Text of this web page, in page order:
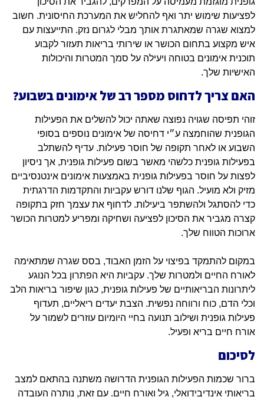
לפציעות שימוש יתר ואף להחליש את המערכת החיסונית. חשוב
למצוא שגרה שמאתגרת אותך מבלי לגרום נזק. התייעצות עם
איש מקצוע בתחום הכושר או שירותי בריאות תעזור לקבוע
תוכנית אימונים בטוחה ויעילה על סמך המטרות והיכולות
האישיות שלך.
האם צריך לדחוס מספר רב של אימונים בשבוע?
זוהי תפיסה שגויה נפוצה שאתה יכול להשלים את הפעילות
הגופנית שהוחמצה ע״י דחיסה של אימונים נוספים בסופי
השבוע או לאחר תקופה של חוסר פעילות. עדיף להשתלב
בפעילות גופנית כלשהי מאשר בשום פעילות גופנית, אך ניסיון
לפצות על חוסר בפעילות גופנית באמצעות אימונים אינטנסיביים
מזיק ולא מועיל. הגוף שלנו דורש עקביות והתקדמות הדרגתית
כדי להסתגל ולהשתפר ביעילות. לדחוף את עצמך חזק בתקופה
קצרה מגביר את הסיכון לפציעה ושחיקה ומפריע למטרות הכושר
ארוכות הטווח שלך.
במקום להתמקד בפיצוי על הזמן האבוד, בסס שגרה שמתאימה
לאורח החיים ולמטרות שלך. עקביות היא הפתרון בכל הנוגע
ליתרונות הבריאותיים של פעילות גופנית, כגון שיפור בריאות הלב
וכלי הדם, כוח ורווחה נפשית. הצבת יעדים ריאליים, תעדוף
פעילות גופנית ושילוב תנועה בחיי היומיום עוזרים לשמור על
אורח חיים בריא ופעיל.
לסיכום
ברור שכמות הפעילות הגופנית הדרושה משתנה בהתאם למצב
בריאותי אינדיבידואלי, גיל ואורח חיים. עם זאת, נותרה העובדה